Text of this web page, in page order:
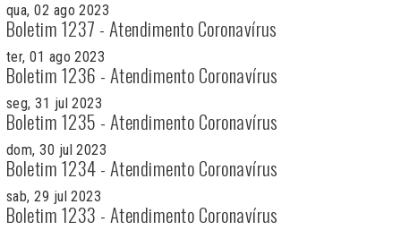
qua, 02 ago 2023
Boletim 1237 - Atendimento Coronavírus
ter, 01 ago 2023
Boletim 1236 - Atendimento Coronavírus
seg, 31 jul 2023
Boletim 1235 - Atendimento Coronavírus
dom, 30 jul 2023
Boletim 1234 - Atendimento Coronavírus
sab, 29 jul 2023
Boletim 1233 - Atendimento Coronavírus